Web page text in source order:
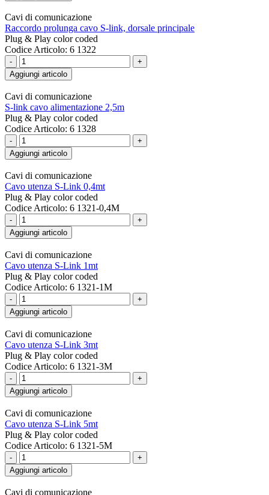
Cavi di comunicazione
Raccordo prolunga cavo S-link, dorsale principale
Plug & Play color coded
Codice Articolo: 6 1322
-
+
Aggiungi articolo
Cavi di comunicazione
S-link cavo alimentazione 2,5m
Plug & Play color coded
Codice Articolo: 6 1328
-
+
Aggiungi articolo
Cavi di comunicazione
Cavo utenza S-Link 0,4mt
Plug & Play color coded
Codice Articolo: 6 1321-0,4M
-
+
Aggiungi articolo
Cavi di comunicazione
Cavo utenza S-Link 1mt
Plug & Play color coded
Codice Articolo: 6 1321-1M
-
+
Aggiungi articolo
Cavi di comunicazione
Cavo utenza S-Link 3mt
Plug & Play color coded
Codice Articolo: 6 1321-3M
-
+
Aggiungi articolo
Cavi di comunicazione
Cavo utenza S-Link 5mt
Plug & Play color coded
Codice Articolo: 6 1321-5M
-
+
Aggiungi articolo
Cavi di comunicazione